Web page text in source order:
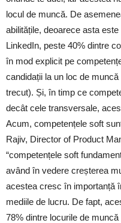
locul de muncă. De
abilitățile, deoarece asta
LinkedIn, peste 40% dintre
în mod explicit pe
candidații la un loc de
trecut). Și, în timp ce
decât cele transversale,
Acum, competențele soft
Rajiv, Director of Product
“competențele soft
având în vedere creșterea
acestea cresc în importanță
mediile de lucru. De fapt,
78% dintre locurile de